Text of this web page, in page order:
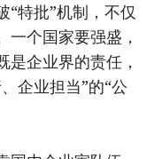
“特批”机制，不仅
一个国家要强盛，
是企业界的责任，
企业担当”的“公